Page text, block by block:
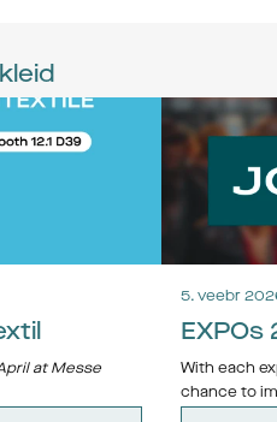
at Messe
5. veebr
EXPOs
With each
chance to